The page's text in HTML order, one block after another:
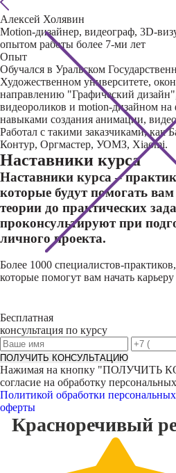
Алексей Холявин
Motion-дизайнер, видеограф, 3D-
опытом работы более 7-ми лет
Опыт
Обучался в Уральском
Художественном университете,
направлению "Графический
видеороликов и motion-дизайном на
навыками создания анимации,
Работал с такими заказчиками, как
Контур, Оргмастер, УОМЗ, Xiaomi.
Наставники курса
Наставники курса –
которые будут помогать
теории до практических
проконсультируют при
личного проекта.
Более 1000 специалистов-практиков,
которые помогут вам начать карьеру
Бесплатная
консультация по курсу
ПОЛУЧИТЬ КОНСУЛЬТАЦИЮ
Нажимая на кнопку "ПОЛУЧИТЬ
согласие на обработку
Политикой обработки
оферты
Красноречивый